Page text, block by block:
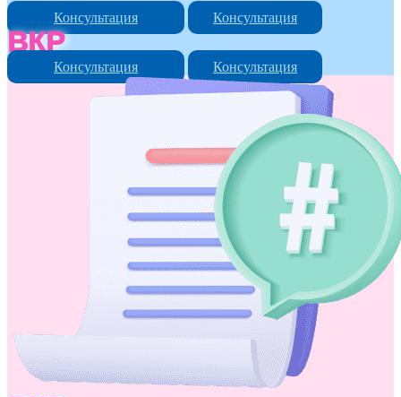
Консультация
Консультация
ВКР
Консультация Консультация